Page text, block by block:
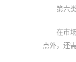
第六
在市
点外，还